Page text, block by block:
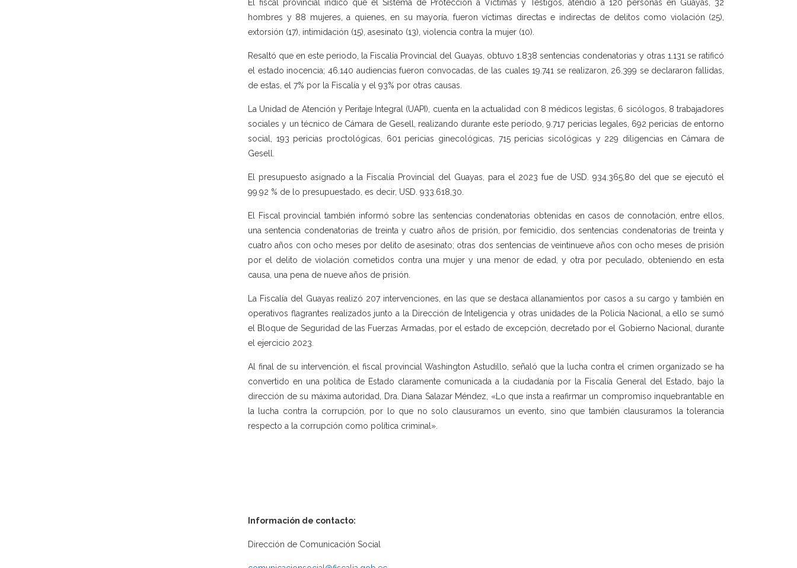
El fiscal provincial indicó que el Sistema de Protección a Víctimas y Testigos, atendió a 120 personas en Guayas, 32
hombres y 88 mujeres, a quienes, en su mayoría, fueron víctimas directas e indirectas de delitos como violación (25),
extorsión (17), intimidación (15), asesinato (13), violencia contra la mujer (10).
Resaltó que en este periodo, la Fiscalía Provincial del Guayas, obtuvo 1.838 sentencias condenatorias y otras 1.131 se ratificó
el estado inocencia; 46.140 audiencias fueron convocadas, de las cuales 19.741 se realizaron, 26.399 se declararon fallidas,
de estas, el 7% por la Fiscalía y el 93% por otras causas.
La Unidad de Atención y Peritaje Integral (UAPI), cuenta en la actualidad con 8 médicos legistas, 6 sicólogos, 8 trabajadores
sociales y un técnico de Cámara de Gesell, realizando durante este período, 9.717 pericias legales, 692 pericias de entorno
social, 193 pericias proctológicas, 601 pericias ginecológicas, 715 pericias sicológicas y 229 diligencias en Cámara de
Gesell.
El presupuesto asignado a la Fiscalía Provincial del Guayas, para el 2023 fue de USD. 934.365,80 del que se ejecutó el
99.92 % de lo presupuestado, es decir, USD. 933.618,30.
El Fiscal provincial también informó sobre las sentencias condenatorias obtenidas en casos de connotación, entre ellos,
una sentencia condenatorias de treinta y cuatro años de prisión, por femicidio, dos sentencias condenatorias de treinta y
cuatro años con ocho meses por delito de asesinato; otras dos sentencias de veintinueve años con ocho meses de prisión
por el delito de violación cometidos contra una mujer y una menor de edad, y otra por peculado, obteniendo en esta
causa, una pena de nueve años de prisión.
La Fiscalía del Guayas realizó 207 intervenciones, en las que se destaca allanamientos por casos a su cargo y también en
operativos flagrantes realizados junto a la Dirección de Inteligencia y otras unidades de la Policía Nacional, a ello se sumó
el Bloque de Seguridad de las Fuerzas Armadas, por el estado de excepción, decretado por el Gobierno Nacional, durante
el ejercicio 2023.
Al final de su intervención, el fiscal provincial Washington Astudillo, señaló que la lucha contra el crimen organizado se ha
convertido en una política de Estado claramente comunicada a la ciudadanía por la Fiscalía General del Estado, bajo la
dirección de su máxima autoridad, Dra. Diana Salazar Méndez, «Lo que insta a reafirmar un compromiso inquebrantable en
la lucha contra la corrupción, por lo que no solo clausuramos un evento, sino que también clausuramos la tolerancia
respecto a la corrupción como política criminal».
Información de contacto:
Dirección de Comunicación Social